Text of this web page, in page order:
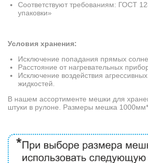
Соответствуют требованиям: ГОСТ
упаковки»
Условия хранения:
Исключение попадания прямых
Расстояние от нагревательных
Исключение воздействия
жидкостей.
В нашем ассортименте мешки для
штуки в рулоне. Размеры мешка